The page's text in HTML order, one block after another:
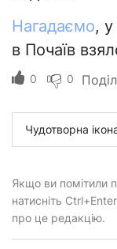
Нагадаємо,
в Почаїв
0 0
Чудотворна
Якщо ви помітили
натисніть
про це редакцію.